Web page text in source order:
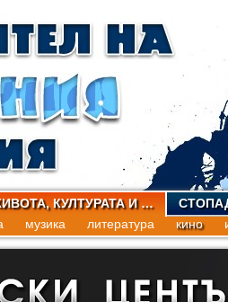
КУЛТУРАТА И …
музика литература кино